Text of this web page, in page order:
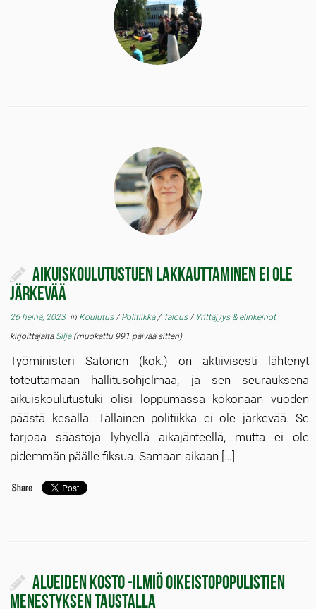
Aikuiskoulutustuen lakkauttaminen ei ole
järkevää
26 heinä, 2023in Koulutus/Politiikka/ Talous/ Yrittäjyys & elinkeinot
kirjoittajalta Silja(muokattu 991 päivää sitten)
Työministeri Satonen (kok.) on aktiivisesti lähtenyt
toteuttamaan hallitusohjelmaa, ja sen seurauksena
aikuiskoulutustuki olisi loppumassa kokonaan vuoden
päästä kesällä. Tällainen politiikka ei ole järkevää. Se
tarjoaa säästöjä lyhyellä aikajänteellä, mutta ei ole
pidemmän päälle fiksua. Samaan aikaan […]
Alueiden kosto -ilmiö oikeistopopulistien
menestyksen taustalla